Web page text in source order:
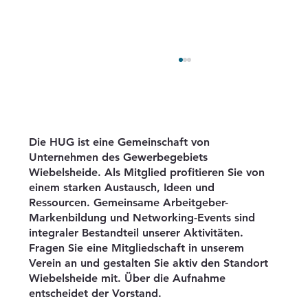
Besuch der Herdringer
Unternehmensgemeinschaft
Wiebelsheide e.V. bei der GLW Arnsberg
Die HUG ist eine Gemeinschaft von
Unternehmen des Gewerbegebiets
Wiebelsheide. Als Mitglied profitieren Sie von
einem starken Austausch, Ideen und
Ressourcen. Gemeinsame Arbeitgeber-
Markenbildung und Networking-Events sind
integraler Bestandteil unserer Aktivitäten.
Fragen Sie eine Mitgliedschaft in unserem
Verein an und gestalten Sie aktiv den Standort
Wiebelsheide mit. Über die Aufnahme
entscheidet der Vorstand.